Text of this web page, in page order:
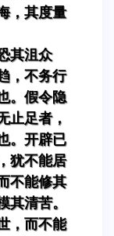
，其度量
其沮众
，不务行
。假令隐
止足者，
。开辟已
犹不能居
不能修其
其清苦。
，而不能